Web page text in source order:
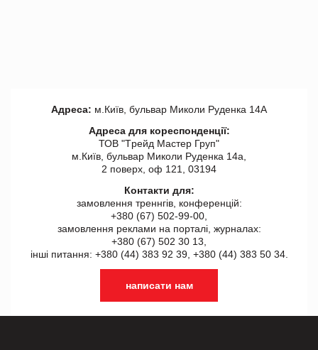
Адреса: м.Київ, бульвар Миколи Руденка 14А
Адреса для кореспонденції:
ТОВ "Tрейд Мастер Груп"
м.Київ, бульвар Миколи Руденка 14а,
2 поверх, оф 121, 03194
Контакти для:
замовлення треннгів, конференцій:
+380 (67) 502-99-00,
замовлення реклами на порталі, журналах:
+380 (67) 502 30 13,
інші питання: +380 (44) 383 92 39, +380 (44) 383 50 34.
написати нам